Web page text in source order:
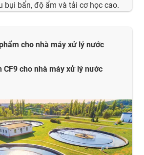
bụi bẩn, độ ẩm và tải cơ học cao.
cho nhà máy xử lý nước
CF9 cho nhà máy xử lý nước